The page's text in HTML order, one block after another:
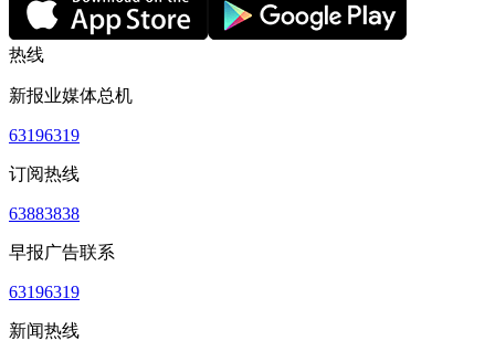
热线
新报业媒体总机
63196319
订阅热线
63883838
早报广告联系
63196319
新闻热线